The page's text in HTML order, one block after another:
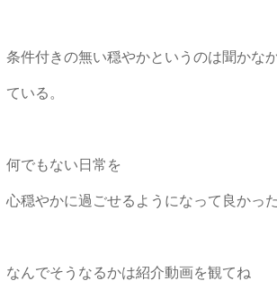
条件付きの無い穏やかというのは聞かな
ている。
何でもない日常を
心穏やかに過ごせるようになって良かっ
なんでそうなるかは紹介動画を観てね